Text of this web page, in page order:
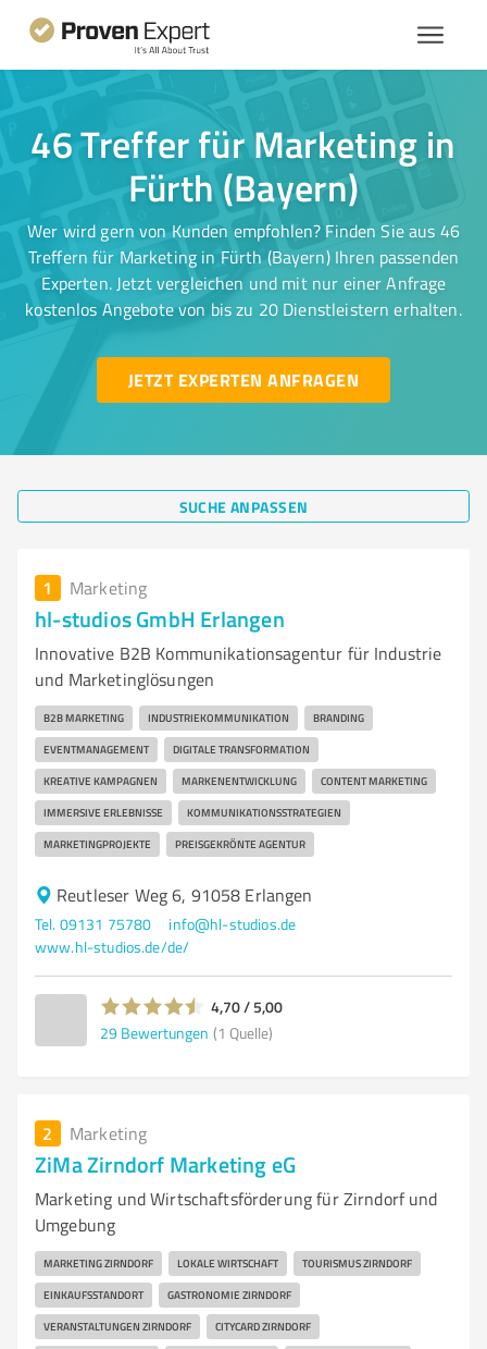
46 Treffer für Marketing in
Fürth (Bayern)
Wer wird gern von Kunden empfohlen? Finden Sie aus 46
Treffern für Marketing in Fürth (Bayern) Ihren passenden
Experten. Jetzt vergleichen und mit nur einer Anfrage
kostenlos Angebote von bis zu 20 Dienstleistern erhalten.
JETZT EXPERTEN ANFRAGEN
SUCHE ANPASSEN
1 Marketing
hl-studios GmbH Erlangen
Innovative B2B Kommunikationsagentur für Industrie
und Marketinglösungen
B2B MARKETING INDUSTRIEKOMMUNIKATION BRANDING
EVENTMANAGEMENT DIGITALE TRANSFORMATION
KREATIVE KAMPAGNEN MARKENENTWICKLUNG CONTENT MARKETING
IMMERSIVE ERLEBNISSE KOMMUNIKATIONSSTRATEGIEN
MARKETINGPROJEKTE PREISGEKRÖNTE AGENTUR
Reutleser Weg 6, 91058 Erlangen
Tel. 09131 75780
info@hl-studios.de
www.hl-studios.de/de/
4,70 / 5,00
29 Bewertungen (1 Quelle)
2 Marketing
ZiMa Zirndorf Marketing eG
Marketing und Wirtschaftsförderung für Zirndorf und
Umgebung
MARKETING ZIRNDORF LOKALE WIRTSCHAFT TOURISMUS ZIRNDORF
EINKAUFSSTANDORT GASTRONOMIE ZIRNDORF
VERANSTALTUNGEN ZIRNDORF CITYCARD ZIRNDORF